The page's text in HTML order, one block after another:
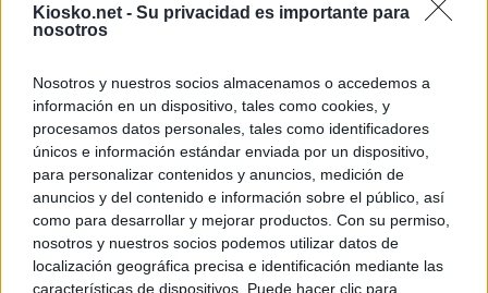
Kiosko.net - Su privacidad es importante para
nosotros
Nosotros y nuestros socios almacenamos o accedemos a
información en un dispositivo, tales como cookies, y
procesamos datos personales, tales como identificadores
únicos e información estándar enviada por un dispositivo,
para personalizar contenidos y anuncios, medición de
anuncios y del contenido e información sobre el público, así
como para desarrollar y mejorar productos. Con su permiso,
nosotros y nuestros socios podemos utilizar datos de
localización geográfica precisa e identificación mediante las
características de dispositivos. Puede hacer clic para